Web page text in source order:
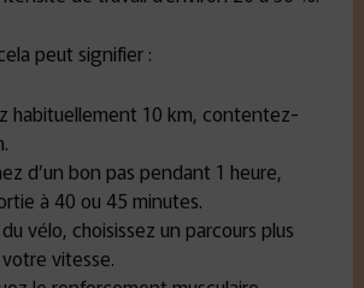
peut signifier :
habituellement 10 km, contentez-
d’un bon pas pendant 1 heure,
à 40 ou 45 minutes.
vélo, choisissez un parcours plus
vitesse.